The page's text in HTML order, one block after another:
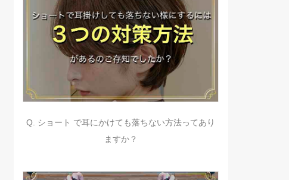
Q. ショート で耳にかけても落ちない方法ってあり
ますか？